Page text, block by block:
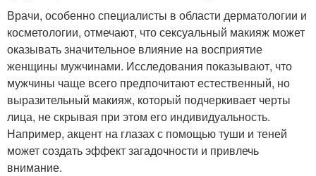
Врачи, особенно специалисты в области дерматологии и
косметологии, отмечают, что сексуальный макияж может
оказывать значительное влияние на восприятие
женщины мужчинами. Исследования показывают, что
мужчины чаще всего предпочитают естественный, но
выразительный макияж, который подчеркивает черты
лица, не скрывая при этом его индивидуальность.
Например, акцент на глазах с помощью туши и теней
может создать эффект загадочности и привлечь
внимание.